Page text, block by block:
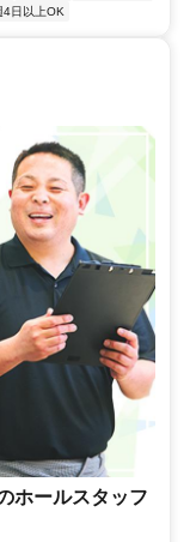
4日以上OK
ホールスタッフ